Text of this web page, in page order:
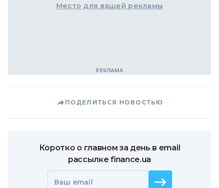
Место для вашей рекламы
ПОДЕЛИТЬСЯ НОВОСТЬЮ
Коротко о главном за день в email
рассылке finance.ua
Ваш email